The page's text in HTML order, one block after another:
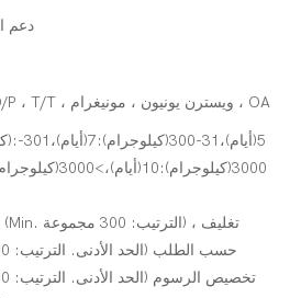
دعم
L/C ، D/A ، D/P ، T/T ، ويسترن يونيون ، مونيغرام ، OA
تخصيص الرسوم (الحد الأدنى. الترتيب: 300 مجموعات)